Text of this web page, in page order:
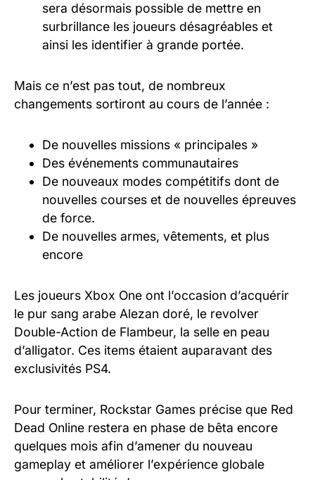
sera désormais possible de mettre en
surbrillance les joueurs désagréables et
ainsi les identifier à grande portée.
Mais ce n’est pas tout, de nombreux
changements sortiront au cours de l’année :
De nouvelles missions « principales »
Des événements communautaires
De nouveaux modes compétitifs dont de
nouvelles courses et de nouvelles épreuves
de force.
De nouvelles armes, vêtements, et plus
encore
Les joueurs Xbox One ont l’occasion d’acquérir
le pur sang arabe Alezan doré, le revolver
Double-Action de Flambeur, la selle en peau
d’alligator. Ces items étaient auparavant des
exclusivités PS4.
Pour terminer, Rockstar Games précise que Red
Dead Online restera en phase de bêta encore
quelques mois afin d’amener du nouveau
gameplay et améliorer l’expérience globale